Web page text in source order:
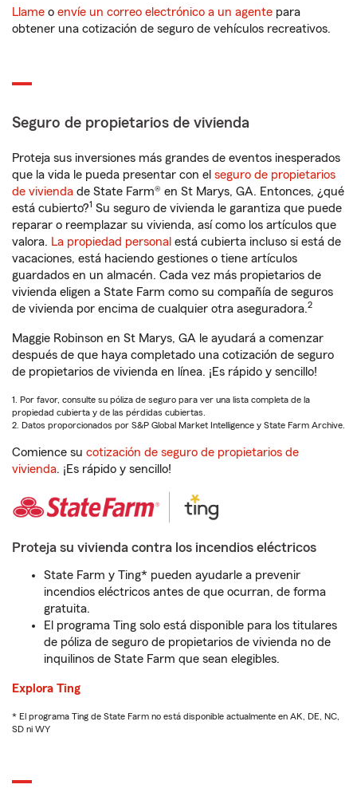
Llame o envíe un correo electrónico a un agente para
obtener una cotización de seguro de vehículos recreativos.
Seguro de propietarios de vivienda
Proteja sus inversiones más grandes de eventos inesperados
que la vida le pueda presentar con el seguro de propietarios
de vivienda de State Farm® en St Marys, GA. Entonces, ¿qué
está cubierto?1 Su seguro de vivienda le garantiza que puede
reparar o reemplazar su vivienda, así como los artículos que
valora. La propiedad personal está cubierta incluso si está de
vacaciones, está haciendo gestiones o tiene artículos
guardados en un almacén. Cada vez más propietarios de
vivienda eligen a State Farm como su compañía de seguros
de vivienda por encima de cualquier otra aseguradora.2
Maggie Robinson en St Marys, GA le ayudará a comenzar
después de que haya completado una cotización de seguro
de propietarios de vivienda en línea. ¡Es rápido y sencillo!
1. Por favor, consulte su póliza de seguro para ver una lista completa de la
propiedad cubierta y de las pérdidas cubiertas.
2. Datos proporcionados por S&P Global Market Intelligence y State Farm Archive.
Comience su cotización de seguro de propietarios de
vivienda. ¡Es rápido y sencillo!
Proteja su vivienda contra los incendios eléctricos
State Farm y Ting* pueden ayudarle a prevenir
incendios eléctricos antes de que ocurran, de forma
gratuita.
El programa Ting solo está disponible para los titulares
de póliza de seguro de propietarios de vivienda no de
inquilinos de State Farm que sean elegibles.
Explora Ting
* El programa Ting de State Farm no está disponible actualmente en AK, DE, NC,
SD ni WY